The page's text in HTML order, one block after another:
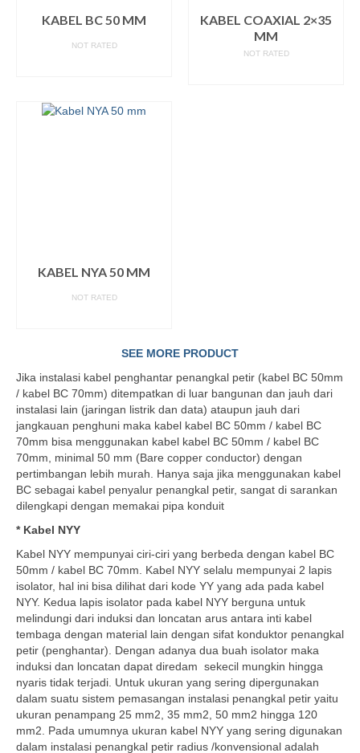
KABEL BC 50 MM
NOT RATED
KABEL COAXIAL 2×35
MM
NOT RATED
KABEL NYA 50 MM
NOT RATED
SEE MORE PRODUCT
Jika instalasi kabel penghantar penangkal petir (kabel BC 50mm
/ kabel BC 70mm) ditempatkan di luar bangunan dan jauh dari
instalasi lain (jaringan listrik dan data) ataupun jauh dari
jangkauan penghuni maka kabel kabel BC 50mm / kabel BC
70mm bisa menggunakan kabel kabel BC 50mm / kabel BC
70mm, minimal 50 mm (Bare copper conductor) dengan
pertimbangan lebih murah. Hanya saja jika menggunakan kabel
BC sebagai kabel penyalur penangkal petir, sangat di sarankan
dilengkapi dengan memakai pipa konduit
* Kabel NYY
Kabel NYY mempunyai ciri-ciri yang berbeda dengan kabel BC
50mm / kabel BC 70mm. Kabel NYY selalu mempunyai 2 lapis
isolator, hal ini bisa dilihat dari kode YY yang ada pada kabel
NYY. Kedua lapis isolator pada kabel NYY berguna untuk
melindungi dari induksi dan loncatan arus antara inti kabel
tembaga dengan material lain dengan sifat konduktor penangkal
petir (penghantar). Dengan adanya dua buah isolator maka
induksi dan loncatan dapat diredam sekecil mungkin hingga
nyaris tidak terjadi. Untuk ukuran yang sering dipergunakan
dalam suatu sistem pemasangan instalasi penangkal petir yaitu
ukuran penampang 25 mm2, 35 mm2, 50 mm2 hingga 120
mm2. Pada umumnya ukuran kabel NYY yang sering digunakan
dalam instalasi penangkal petir radius /konvensional adalah